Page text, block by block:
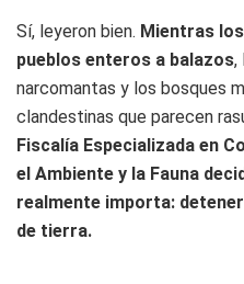
Sí, leyeron bien. Mientras
pueblos enteros a balazos,
narcomantas y los bosques
clandestinas que parecen
Fiscalía Especializada en
el Ambiente y la Fauna
realmente importa:
de tierra.